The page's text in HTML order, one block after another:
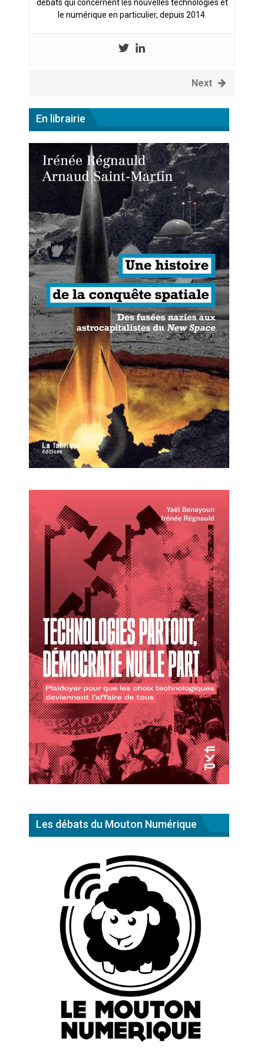
débats qui concernent les nouvelles technologies et
le numérique en particulier, depuis 2014.
Next
En librairie
Les débats du Mouton Numérique